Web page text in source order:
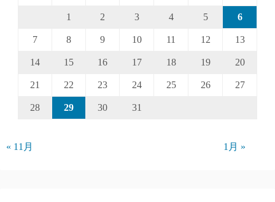
1 2 3 4 5 6
7 8 9 10 11 12 13
14 15 16 17 18 19 20
21 22 23 24 25 26 27
28 29 30 31
« 11月 1月 »